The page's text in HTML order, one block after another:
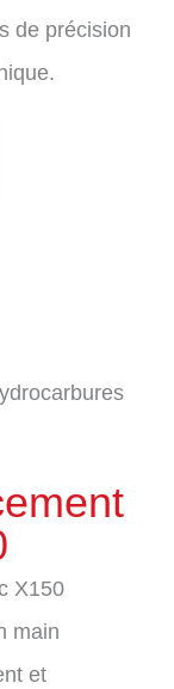
de précision
X150
main
et